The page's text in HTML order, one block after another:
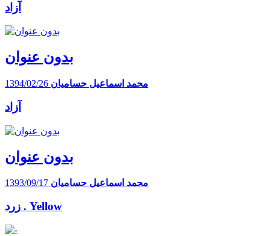
آزاد
بدون عنوان
محمد اسماعیل حسامیان 1394/02/26
آزاد
بدون عنوان
محمد اسماعیل حسامیان 1393/09/17
زرد . Yellow